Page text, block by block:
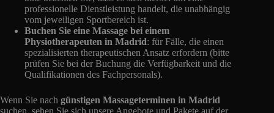
professionelle Dienstleistung handelt, die unabhängig
vom jeweiligen Sportbereich ist.
Buchen Sie eine Massage bei einem
Physiotherapeuten in Madrid: für Fälle, die einen
spezialisierten therapeutischen Ansatz erfordern (bitte
prüfen Sie bei der Buchung die Verfügbarkeit und die
Qualifikationen des Fachpersonals).
Wenn Sie nach günstigen Massageterminen in Madrid